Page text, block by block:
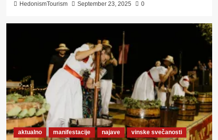
HedonismTourism September 23, 2025 0
aktualno manifestacije najave vinske svečanosti